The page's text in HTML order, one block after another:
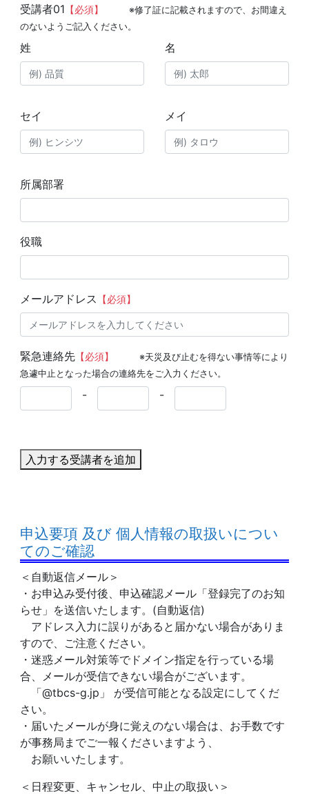
受講者01 【必須】
※修了証に記載されますので、お間違え
のないようご記入ください。
姓 名
セイ メイ
所属部署
役職
メールアドレス 【必須】
緊急連絡先【必須】
※天災及び止むを得ない事情等により
急遽中止となった場合の連絡先をご入力ください。
- -
入力する受講者を追加
申込要項 及び 個人情報の取扱いについ
てのご確認
＜自動返信メール＞
・お申込み受付後、申込確認メール「登録完了のお知
らせ」を送信いたします。(自動返信)
アドレス入力に誤りがあると届かない場合がありま
すので、ご注意ください。
・迷惑メール対策等でドメイン指定を行っている場
合、メールが受信できない場合がございます。
「@tbcs-g.jp」 が受信可能となる設定にしてくだ
さい。
・届いたメールが身に覚えのない場合は、お手数です
が事務局までご一報くださいますよう、
お願いいたします。
＜日程変更、キャンセル、中止の取扱い＞